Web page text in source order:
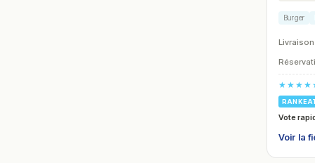
Burger
Livraison
Vote
Voir la
Fermé